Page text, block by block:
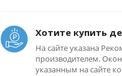
Хотите купить
На сайте указана
производителем.
указанным на сайте